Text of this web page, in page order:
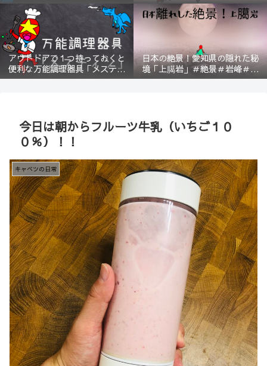
アウトドアで１つ持っておくと
便利な万能調理器具「メスティ
ン」＃登山＃BBQ
日本の絶景！愛知県の隠れた秘
境「上臈岩」＃絶景＃岩峰＃新
城＃スリル＃宇連山
今日は朝からフルーツ牛乳（いちご１０
０％）！！
キャベツの日常